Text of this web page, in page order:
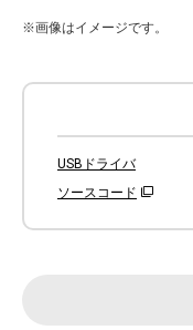
※画像はイメージです。
USBドライバ
ソースコード